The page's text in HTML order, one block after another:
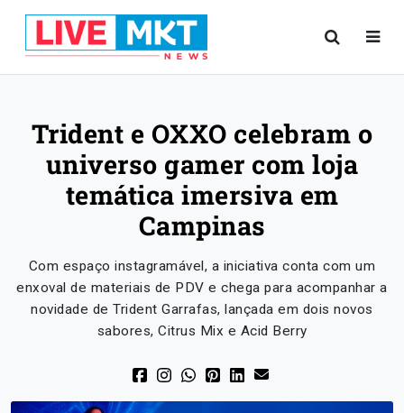
Trident e OXXO celebram o
universo gamer com loja
temática imersiva em
Campinas
Com espaço instagramável, a iniciativa conta com um
enxoval de materiais de PDV e chega para acompanhar a
novidade de Trident Garrafas, lançada em dois novos
sabores, Citrus Mix e Acid Berry